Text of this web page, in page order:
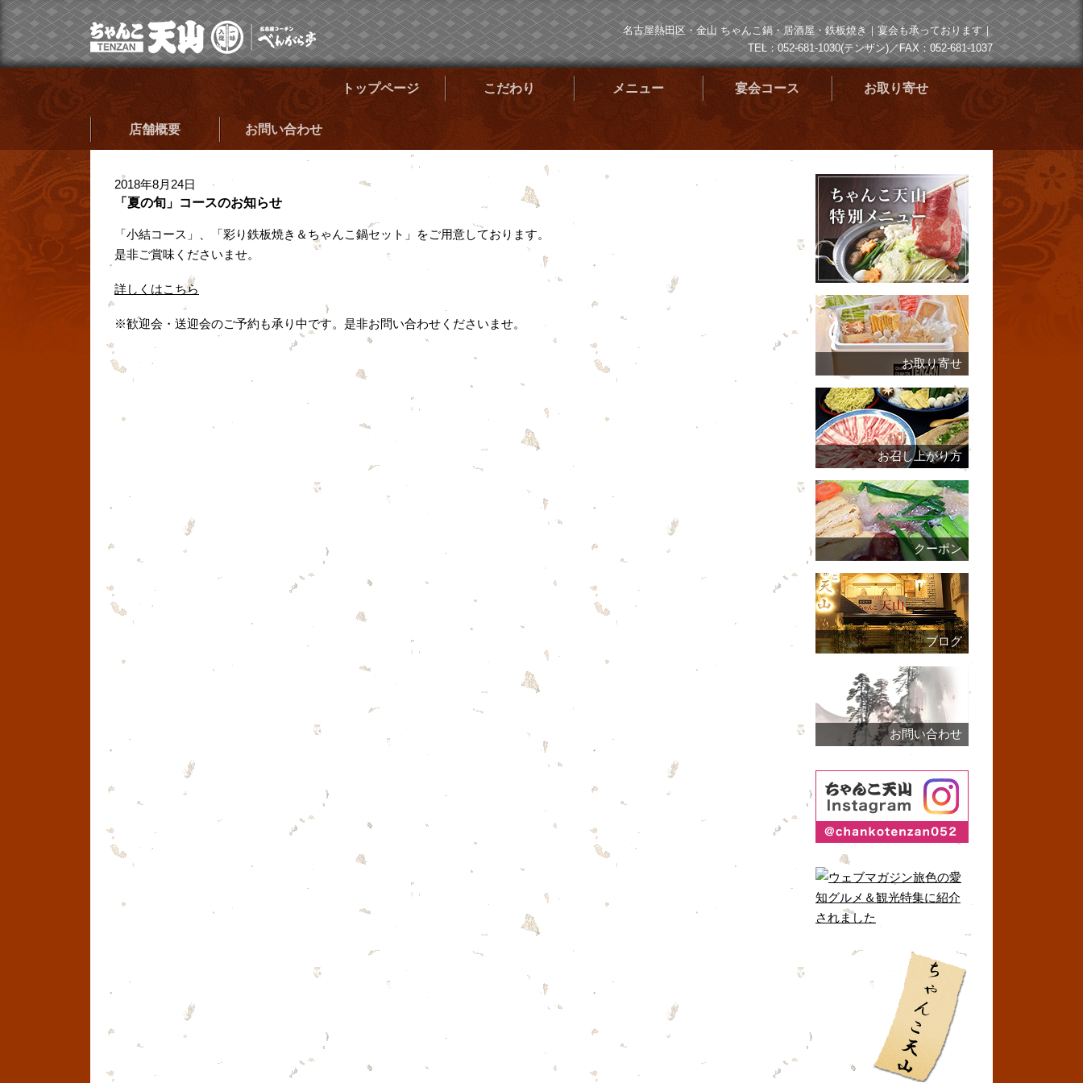
名古屋熱田区・金山 ちゃんこ鍋・居酒屋・鉄板焼き｜宴会も承っております｜
TEL：052-681-1030(テンザン)／FAX：052-681-1037
トップページ こだわり メニュー 宴会コース お取り寄せ
店舗概要 お問い合わせ
2018年8月24日
「夏の旬」コースのお知らせ
「小結コース」、「彩り鉄板焼き＆ちゃんこ鍋セット」をご用意しております。
是非ご賞味くださいませ。
詳しくはこちら
※歓迎会・送迎会のご予約も承り中です。是非お問い合わせくださいませ。
お取り寄せ
お召し上がり方
クーポン
ブログ
お問い合わせ